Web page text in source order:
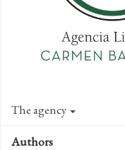
The agency
Authors